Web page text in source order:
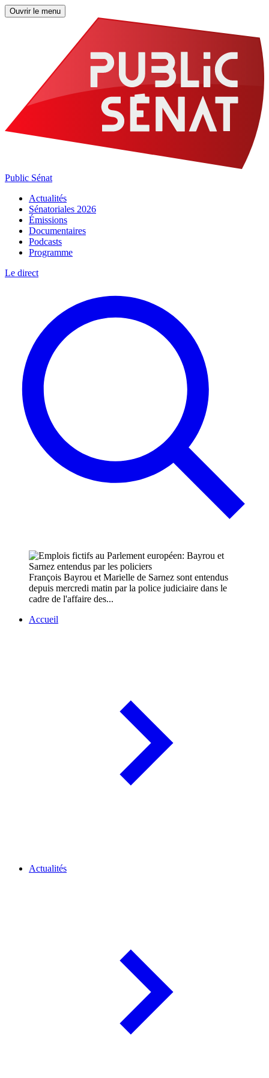
Ouvrir le menu
Public Sénat
Actualités
Sénatoriales 2026
Émissions
Documentaires
Podcasts
Programme
Le direct
François Bayrou et Marielle de Sarnez sont entendus
depuis mercredi matin par la police judiciaire dans le
cadre de l'affaire des...
Accueil
Actualités